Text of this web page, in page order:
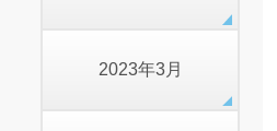
2023年3月